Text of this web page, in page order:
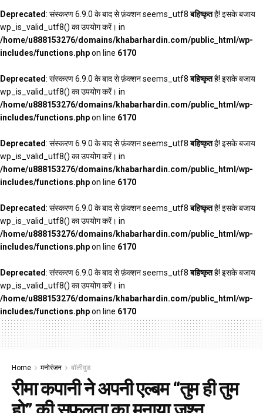
Deprecated: संस्करण 6.9.0 के बाद से फ़ंक्शन seems_utf8बहिष्कृतहै! इसके बजाय
wp_is_valid_utf8() का उपयोग करें। in
/home/u888153276/domains/khabarhardin.com/public_html/wp-
includes/functions.phpon line 6170
Deprecated: संस्करण 6.9.0 के बाद से फ़ंक्शन seems_utf8बहिष्कृतहै! इसके बजाय
wp_is_valid_utf8() का उपयोग करें। in
/home/u888153276/domains/khabarhardin.com/public_html/wp-
includes/functions.phpon line 6170
Deprecated: संस्करण 6.9.0 के बाद से फ़ंक्शन seems_utf8बहिष्कृतहै! इसके बजाय
wp_is_valid_utf8() का उपयोग करें। in
/home/u888153276/domains/khabarhardin.com/public_html/wp-
includes/functions.phpon line 6170
Deprecated: संस्करण 6.9.0 के बाद से फ़ंक्शन seems_utf8बहिष्कृतहै! इसके बजाय
wp_is_valid_utf8() का उपयोग करें। in
/home/u888153276/domains/khabarhardin.com/public_html/wp-
includes/functions.phpon line 6170
Deprecated: संस्करण 6.9.0 के बाद से फ़ंक्शन seems_utf8बहिष्कृतहै! इसके बजाय
wp_is_valid_utf8() का उपयोग करें। in
/home/u888153276/domains/khabarhardin.com/public_html/wp-
includes/functions.phpon line 6170
Home मनोरंजन बॉलीवुड
रीमा कपानी ने अपनी एल्बम “तुम ही तुम